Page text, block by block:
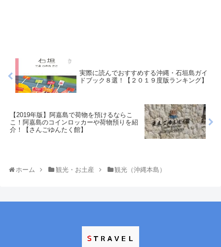
実際に読んでおすすめする沖縄・石垣島ガイ
ドブック８選！【２０１９度版ランキング】
【2019年版】阿嘉島で荷物を預けるならこ
こ！阿嘉島のコインロッカーや荷物預りを紹
介！【さんごゆんたく館】
ホーム 観光・お土産 観光（沖縄本島）